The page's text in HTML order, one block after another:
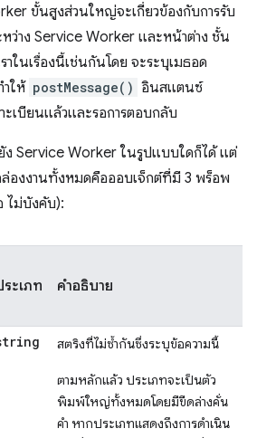
ขั้นสูงส่วนใหญ่จะเกี่ยวข้องกับการรับ
ว่าง Service Worker และหน้าต่าง ชั้น
าในเรื่องนี้เช่นกันโดย จะระบุเมธอด
ให้ postMessage() อินสแตนซ์
เบียนแล้วและรอการตอบกลับ
Service Worker ในรูปแบบใดก็ได้ แต่
องงานทั้งหมดคือออบเจ็กต์ที่มี 3 พร็อพ
ไม่บังคับ):
ระเภท คำอธิบาย
สตริงที่ไม่ซ้ำกันซึ่งระบุข้อความนี้
ตามหลักแล้ว ประเภทจะเป็นตัว
พิมพ์ใหญ่ทั้งหมดโดยมีขีดล่างคั่น
คำ หากประเภทแสดงถึงการดำเนิน